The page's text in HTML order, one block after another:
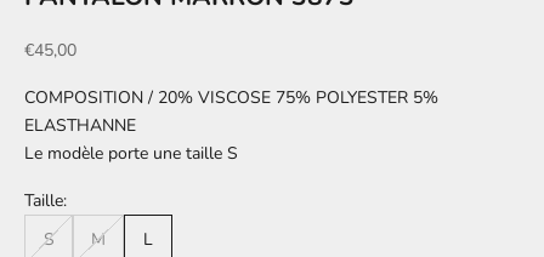
Prix de vente
€45,00
COMPOSITION / 20% VISCOSE 75% POLYESTER 5%
ELASTHANNE
Le modèle porte une taille S
Taille:
S
M L